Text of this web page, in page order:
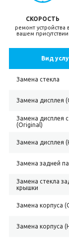
СКОРОСТЬ
ремонт устройства
вашем присутствии
Вид
Замена стекла
Замена дисплея
Замена дисплея
(Original)
Замена дисплея
Замена задней
Замена стекла
крышки
Замена корпуса
Замена корпуса